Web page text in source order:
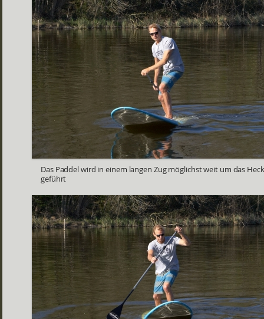
Das Paddel wird in einem langen Zug möglichst weit um das
geführt